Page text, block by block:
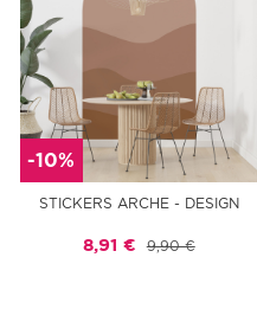
-10%
STICKERS ARCHE - DESIGN
8,91 € 9,90 €